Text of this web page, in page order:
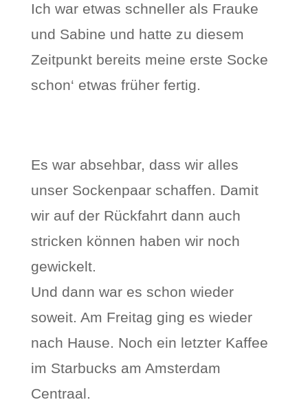
Ich war etwas schneller als Frauke
und Sabine und hatte zu diesem
Zeitpunkt bereits meine erste Socke
schon‘ etwas früher fertig.
Es war absehbar, dass wir alles
unser Sockenpaar schaffen. Damit
wir auf der Rückfahrt dann auch
stricken können haben wir noch
gewickelt.
Und dann war es schon wieder
soweit. Am Freitag ging es wieder
nach Hause. Noch ein letzter Kaffee
im Starbucks am Amsterdam
Centraal.